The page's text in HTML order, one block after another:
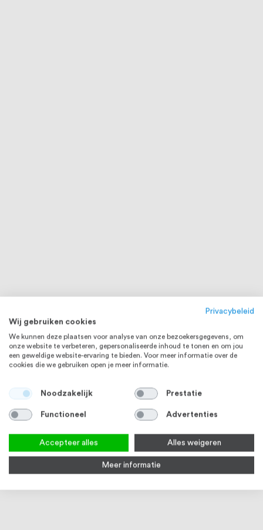
RVS 316 RVS 316
Privacybeleid
Wij gebruiken cookies
We kunnen deze plaatsen voor analyse van onze bezoekersgegevens, om
onze website te verbeteren, gepersonaliseerde inhoud te tonen en om jou
een geweldige website-ervaring te bieden. Voor meer informatie over de
cookies die we gebruiken open je meer informatie.
Noodzakelijk Prestatie
Functioneel Advertenties
Accepteer alles Alles weigeren
Meer informatie